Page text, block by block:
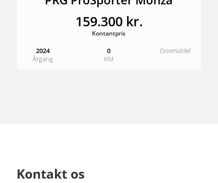
159.300 kr.
Kontantpris
2024
Årgang
0
KM
Drivmiddel
Kontakt os